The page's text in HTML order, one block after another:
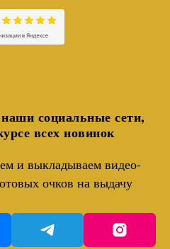
социальные сети,
всех новинок
и выкладываем видео-
очков на выдачу